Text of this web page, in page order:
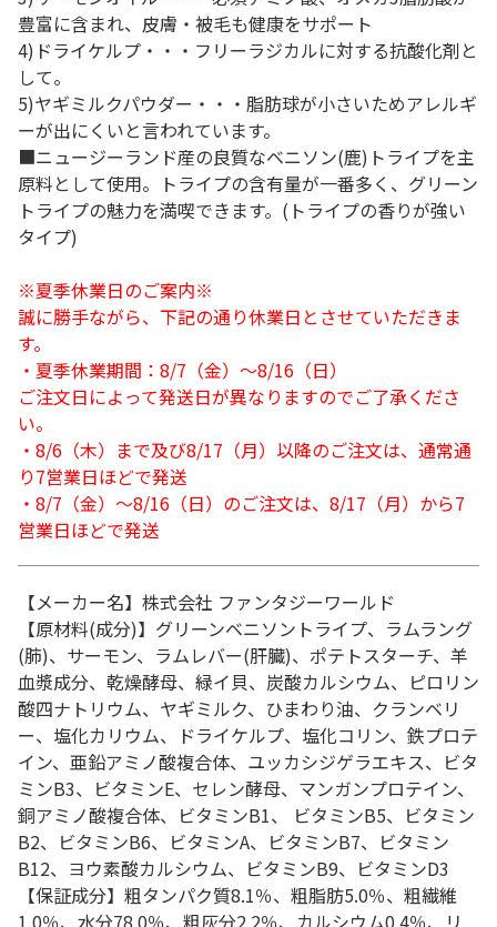
豊富に含まれ、皮膚・被毛も健康をサポート
4)ドライケルプ・・・フリーラジカルに対する抗酸化剤と
して。
5)ヤギミルクパウダー・・・脂肪球が小さいためアレルギ
ーが出にくいと言われています。
■ニュージーランド産の良質なベニソン(鹿)トライプを主
原料として使用。トライプの含有量が一番多く、グリーン
トライプの魅力を満喫できます。(トライプの香りが強い
タイプ)
※夏季休業日のご案内※
誠に勝手ながら、下記の通り休業日とさせていただきま
す。
・夏季休業期間：8/7（金）～8/16（日）
ご注文日によって発送日が異なりますのでご了承くださ
い。
・8/6（木）まで及び8/17（月）以降のご注文は、通常通
り7営業日ほどで発送
・8/7（金）～8/16（日）のご注文は、8/17（月）から7
営業日ほどで発送
【メーカー名】株式会社 ファンタジーワールド
【原材料(成分)】グリーンベニソントライプ、ラムラング
(肺)、サーモン、ラムレバー(肝臓)、ポテトスターチ、羊
血漿成分、乾燥酵母、緑イ貝、炭酸カルシウム、ピロリン
酸四ナトリウム、ヤギミルク、ひまわり油、クランベリ
ー、塩化カリウム、ドライケルプ、塩化コリン、鉄プロテ
イン、亜鉛アミノ酸複合体、ユッカシジゲラエキス、ビタ
ミンB3、ビタミンE、セレン酵母、マンガンプロテイン、
銅アミノ酸複合体、ビタミンB1、 ビタミンB5、ビタミン
B2、ビタミンB6、ビタミンA、ビタミンB7、ビタミン
B12、ヨウ素酸カルシウム、ビタミンB9、ビタミンD3
【保証成分】粗タンパク質8.1％、粗脂肪5.0％、粗繊維
1.0％、水分78.0％、粗灰分2.2％、カルシウム0.4％、リ